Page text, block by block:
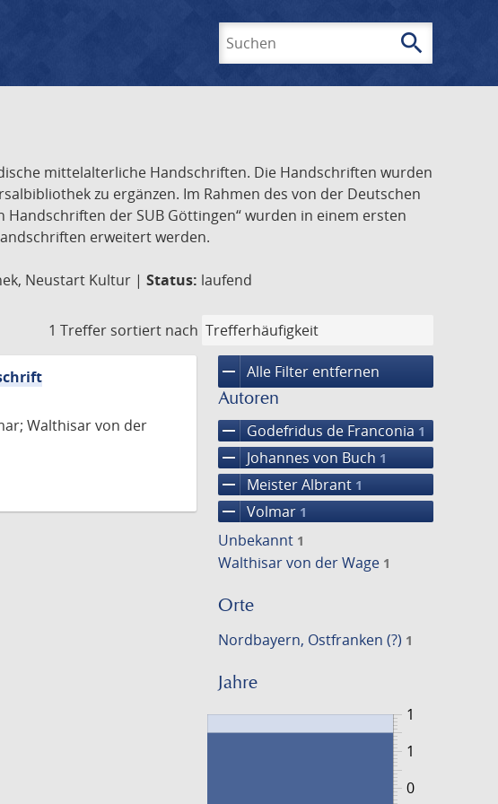
search
mittelalterliche Handschriften. Die Handschriften wurden
zu ergänzen. Im Rahmen des von der Deutschen
der SUB Göttingen“ wurden in einem ersten
erweitert werden.
Neustart Kultur | Status: laufend
1 Treffer sortiert nach
remove Alle Filter entfernen
Autoren
remove Godefridus de Franconia 1
remove Johannes von Buch 1
remove Meister Albrant 1
remove Volmar 1
Unbekannt 1
Walthisar von der Wage 1
Orte
Nordbayern, Ostfranken (?) 1
Jahre
1
0
1
Walthisar von der